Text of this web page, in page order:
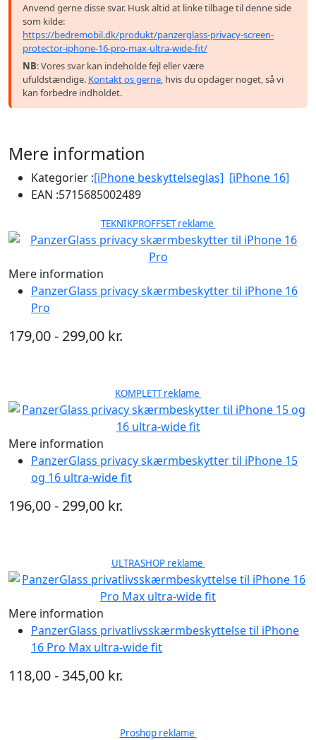
Anvend gerne disse svar. Husk altid at linke tilbage til denne side
som kilde:
https://bedremobil.dk/produkt/panzerglass-privacy-screen-
protector-iphone-16-pro-max-ultra-wide-fit/
NB: Vores svar kan indeholde fejl eller være
ufuldstændige. Kontakt os gerne, hvis du opdager noget, så vi
kan forbedre indholdet.
Mere information
Kategorier :[iPhone beskyttelseglas] [iPhone 16]
EAN :5715685002489
TEKNIKPROFFSET reklame
Mere information
PanzerGlass privacy skærmbeskytter til iPhone 16
Pro
179,00 - 299,00 kr.
KOMPLETT reklame
Mere information
PanzerGlass privacy skærmbeskytter til iPhone 15
og 16 ultra-wide fit
196,00 - 299,00 kr.
ULTRASHOP reklame
Mere information
PanzerGlass privatlivsskærmbeskyttelse til iPhone
16 Pro Max ultra-wide fit
118,00 - 345,00 kr.
Proshop reklame